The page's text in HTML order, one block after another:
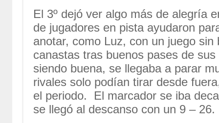
El 3º dejó ver algo más de alegría
de jugadores en pista ayudaron
anotar, como Luz, con un juego
canastas tras buenos pases de
siendo buena, se llegaba a parar
rivales solo podían tirar desde
el periodo. El marcador se iba
se llegó al descanso con un 9 – 26.